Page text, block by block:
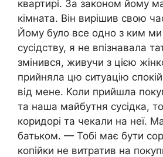
квартирі. За законом йому
кімната. Він вирішив свою
Йому було все одно з ким
сусідству, я не впізнавала
змінився, живучи з цією
прийняла цю ситуацію
від мене. Коли прийшла
та наша майбутня сусідка,
коридорі та чекали на неї.
батьком. — Тобі має бути
копійки не витратив на